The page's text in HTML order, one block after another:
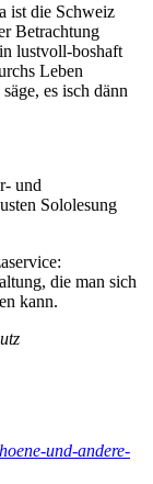
ist die Schweiz
Betrachtung
lustvoll-boshaft
Leben
es isch dänn
und
Sololesung
die man sich
kann.
und-andere-